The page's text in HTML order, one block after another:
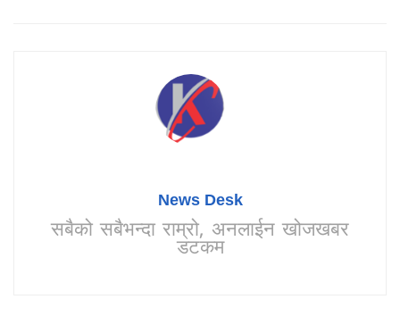
News Desk
सबैको सबैभन्दा राम्रो, अनलाईन खोजखबर
डटकम